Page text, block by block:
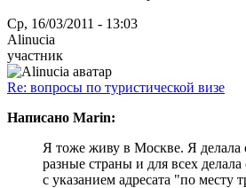
Ср, 16/03/2011 - 13:03
Alinucia
участник
Re: вопросы по туристической визе
Написано Marin:
Я тоже живу в Москве. Я делала
разные страны и для всех
с указанием адресата "по месту